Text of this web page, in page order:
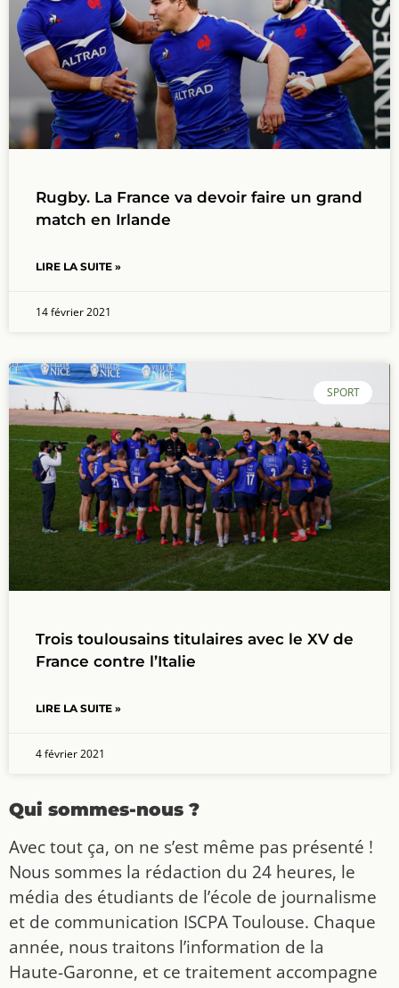
Rugby. La France va devoir faire un grand
match en Irlande
LIRE LA SUITE »
14 février 2021
SPORT
Trois toulousains titulaires avec le XV de
France contre l’Italie
LIRE LA SUITE »
4 février 2021
Qui sommes-nous ?
Avec tout ça, on ne s’est même pas présenté !
Nous sommes la rédaction du 24 heures, le
média des étudiants de l’école de journalisme
et de communication ISCPA Toulouse. Chaque
année, nous traitons l’information de la
Haute-Garonne, et ce traitement accompagne